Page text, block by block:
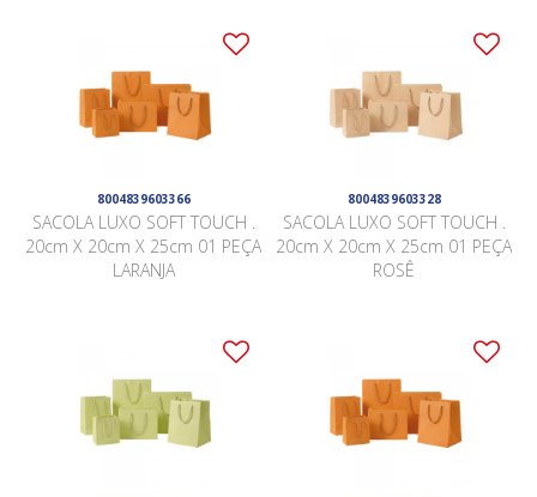
8004839603366
SACOLA LUXO SOFT TOUCH .
20cm X 20cm X 25cm 01 PEÇA
LARANJA
8004839603328
SACOLA LUXO SOFT TOUCH .
20cm X 20cm X 25cm 01 PEÇA
ROSÊ